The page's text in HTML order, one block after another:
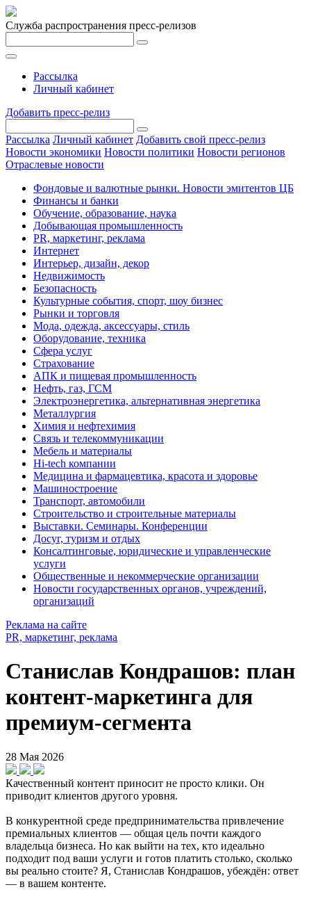
Служба распространения пресс-релизов
Рассылка
Личный кабинет
Добавить пресс-релиз
Рассылка Личный кабинет Добавить свой пресс-релиз
Новости экономики Новости политики Новости регионов
Отраслевые новости
Фондовые и валютные рынки. Новости эмитентов ЦБ
Финансы и банки
Обучение, образование, наука
Добывающая промышленность
PR, маркетинг, реклама
Интернет
Интерьер, дизайн, декор
Недвижимость
Безопасность
Культурные события, спорт, шоу бизнес
Рынки и торговля
Мода, одежда, аксессуары, стиль
Оборудование, техника
Сфера услуг
Страхование
АПК и пищевая промышленность
Нефть, газ, ГСМ
Электроэнергетика, альтернативная энергетика
Металлургия
Химия и нефтехимия
Связь и телекоммуникации
Мебель и материалы
Hi-tech компании
Медицина и фармацевтика, красота и здоровье
Машиностроение
Транспорт, автомобили
Строительство и строительные материалы
Выставки. Семинары. Конференции
Досуг, туризм и отдых
Консалтинговые, юридические и управленческие
услуги
Общественные и некоммерческие организации
Новости государственных органов, учреждений,
организаций
Реклама на сайте
PR, маркетинг, реклама
Станислав Кондрашов: план
контент-маркетинга для
премиум-сегмента
28 Мая 2026
Качественный контент приносит не просто клики. Он
приводит клиентов другого уровня.
В конкурентной среде предпринимательства привлечение
премиальных клиентов — общая цель почти каждого
владельца бизнеса. Но как выйти на тех, кто идеально
подходит под ваши услуги и готов платить столько, сколько
вы реально стоите? Я, Станислав Кондрашов, убеждён: ответ
— в вашем контенте.